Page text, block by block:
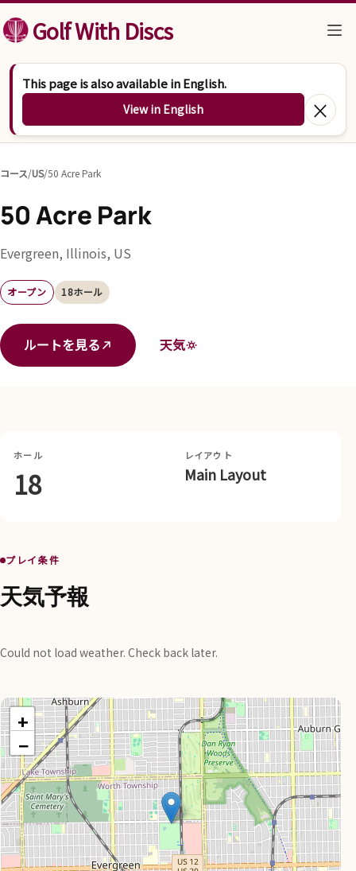
コンテンツへスキップ
Golf With Discs
This page is also available in English.
View in English ×
コース/US/50 Acre Park
50 Acre Park
Evergreen, Illinois, US
オープン 18ホール
ルートを見る 天気
ホール
18
レイアウト
Main Layout
プレイ条件
天気予報
Could not load weather. Check back later.
+
−